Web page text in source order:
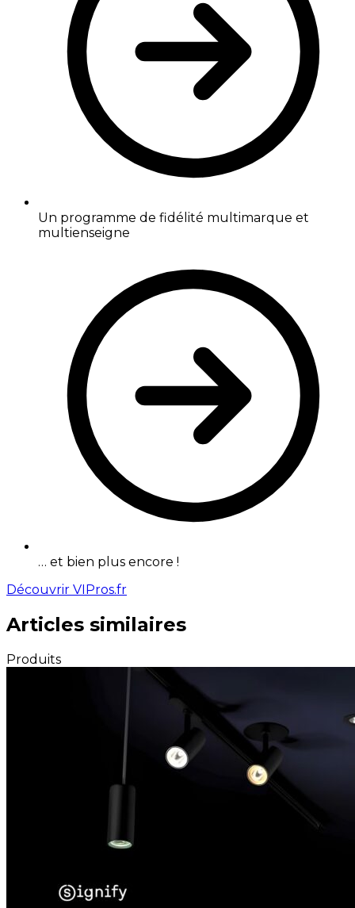
Un programme de fidélité multimarque et
multienseigne
… et bien plus encore !
Découvrir VIPros.fr
Articles similaires
Produits